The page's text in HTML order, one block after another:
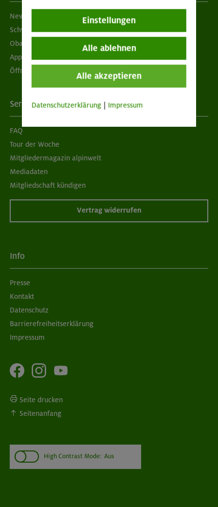
Newsletter
Schwarzes Brett
Obacht geben!
App "Mein DAV+"
Öffnungszeiten
Services
FAQ
Tour der Woche
Mitgliedermagazin alpinwelt
Mediadaten
Mitgliedschaft kündigen
Vertrag widerrufen
Info
Presse
Kontakt
Datenschutz
Barrierefreiheitserklärung
Impressum
Seite drucken
Seitenanfang
High Contrast Mode: Aus
Einstellungen
Alle ablehnen
Alle akzeptieren
Datenschutzerklärung Impressum